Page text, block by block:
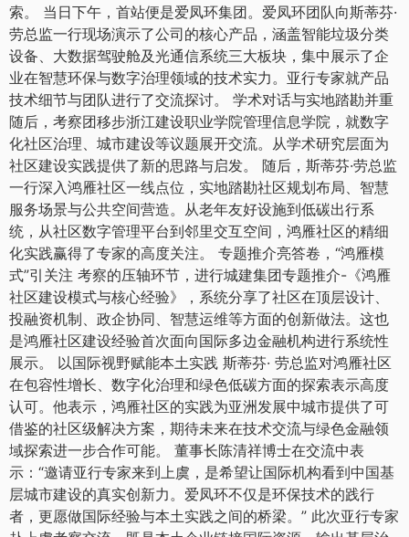
索。 当日下午，首站便是爱凤环集团。爱凤环团队向斯蒂芬·
劳总监一行现场演示了公司的核心产品，涵盖智能垃圾分类
设备、大数据驾驶舱及光通信系统三大板块，集中展示了企
业在智慧环保与数字治理领域的技术实力。亚行专家就产品
技术细节与团队进行了交流探讨。 学术对话与实地踏勘并重
随后，考察团移步浙江建设职业学院管理信息学院，就数字
化社区治理、城市建设等议题展开交流。从学术研究层面为
社区建设实践提供了新的思路与启发。 随后，斯蒂芬·劳总监
一行深入鸿雁社区一线点位，实地踏勘社区规划布局、智慧
服务场景与公共空间营造。从老年友好设施到低碳出行系
统，从社区数字管理平台到邻里交互空间，鸿雁社区的精细
化实践赢得了专家的高度关注。 专题推介亮答卷，“鸿雁模
式”引关注 考察的压轴环节，进行城建集团专题推介-《鸿雁
社区建设模式与核心经验》，系统分享了社区在顶层设计、
投融资机制、政企协同、智慧运维等方面的创新做法。这也
是鸿雁社区建设经验首次面向国际多边金融机构进行系统性
展示。 以国际视野赋能本土实践 斯蒂芬· 劳总监对鸿雁社区
在包容性增长、数字化治理和绿色低碳方面的探索表示高度
认可。他表示，鸿雁社区的实践为亚洲发展中城市提供了可
借鉴的社区级解决方案，期待未来在技术交流与绿色金融领
域探索进一步合作可能。 董事长陈清祥博士在交流中表
示：“邀请亚行专家来到上虞，是希望让国际机构看到中国基
层城市建设的真实创新力。爱凤环不仅是环保技术的践行
者，更愿做国际经验与本土实践之间的桥梁。” 此次亚行专家